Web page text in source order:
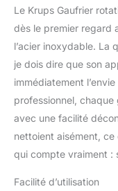
Le Krups Gaufrier
dès le premier regard
l’acier inoxydable. La
je dois dire que son
immédiatement
professionnel,
avec une facilité
nettoient aisément, ce
qui compte vraiment :
Facilité d’utilisation